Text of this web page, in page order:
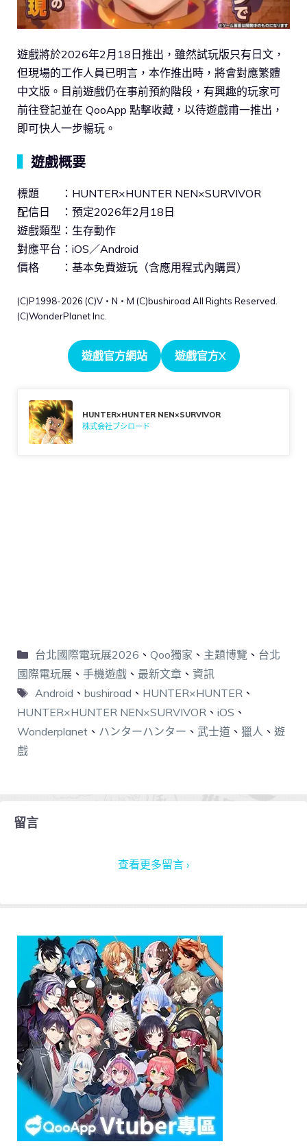
遊戲將於2026年2月18日推出，雖然試玩版只有日文，
但現場的工作人員已明言，本作推出時，將會對應繁體
中文版。目前遊戲仍在事前預約階段，有興趣的玩家可
前往登記並在 QooApp 點擊收藏，以待遊戲甫一推出，
即可快人一步暢玩。
遊戲概要
標題 ：HUNTER×HUNTER NEN×SURVIVOR
配信日 ：預定2026年2月18日
遊戲類型：生存動作
對應平台：iOS／Android
價格 ：基本免費遊玩（含應用程式內購買）
(C)P1998-2026 (C)V・N・M (C)bushiroad All Rights Reserved.
(C)WonderPlanet Inc.
遊戲官方網站 遊戲官方X
HUNTER×HUNTER NEN×SURVIVOR
株式会社ブシロード
台北國際電玩展2026 、 Qoo獨家 、 主題博覽 、 台北
國際電玩展 、 手機遊戲 、 最新文章 、 資訊
Android 、 bushiroad 、 HUNTER×HUNTER、
HUNTER×HUNTER NEN×SURVIVOR 、 iOS 、
Wonderplanet 、 ハンターハンター 、 武士道 、 獵人 、 遊
戲
留言
查看更多留言 ›